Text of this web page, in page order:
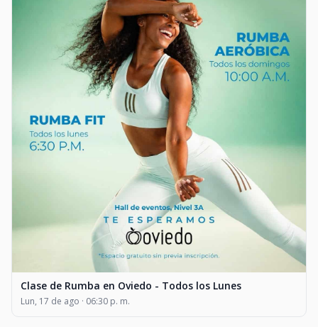
Clase de Rumba en Oviedo - Todos los Lunes
Lun, 17 de ago · 06:30 p. m.